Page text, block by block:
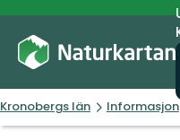
Kronobergs län Informasjon